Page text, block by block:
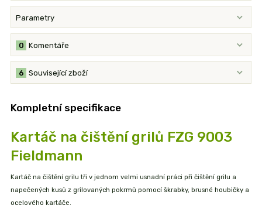
Parametry
Komentáře
0
Související zboží
6
Kompletní specifikace
Kartáč na čištění grilů FZG 9003
Fieldmann
Kartáč na čištění grilu tři v jednom velmi usnadní práci při čištění grilu a
napečených kusů z grilovaných pokrmů pomocí škrabky, brusné houbičky a
ocelového kartáče.